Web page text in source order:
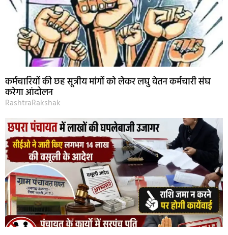
कर्मचारियों की छह सूत्रीय मांगों को लेकर लघु वेतन कर्मचारी संघ
करेगा आंदोलन
RashtraRakshak